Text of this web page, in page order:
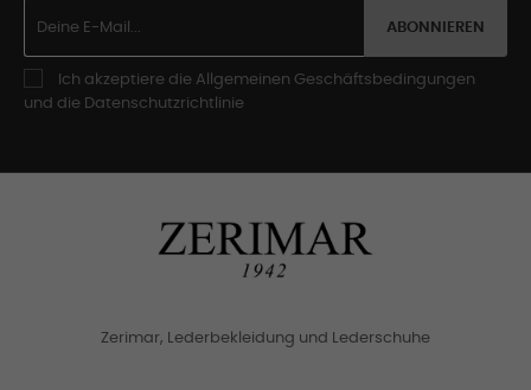
ABONNIEREN
Ich akzeptiere die Allgemeinen Geschäftsbedingungen
und die Datenschutzrichtlinie
Zerimar, Lederbekleidung und Lederschuhe